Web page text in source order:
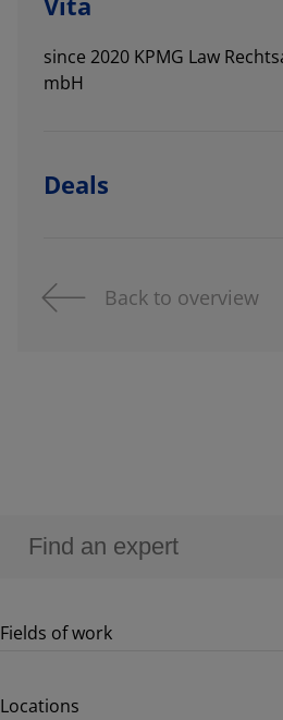
since 2020 KPMG Law
mbH
Deals
Back to overview
Fields of work
Locations